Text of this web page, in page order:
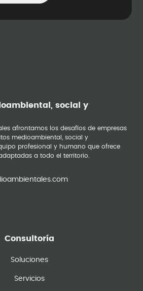
social y
afrontamos los desafíos de empresas
medioambiental, social y
profesional y humano que ofrece
a todo el territorio.
Consultoría
Soluciones
Servicios